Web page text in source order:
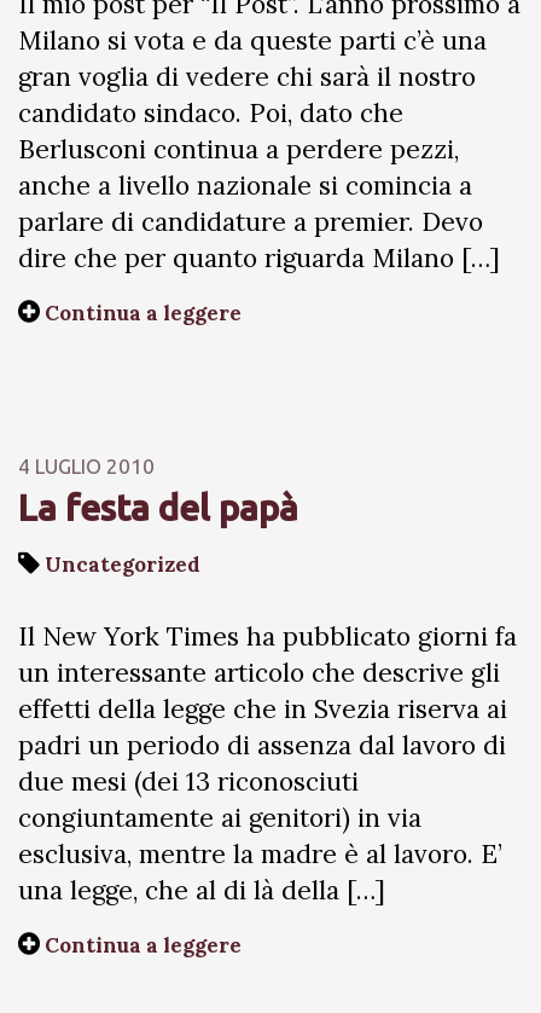
Milano si vota e da queste parti c’è una
gran voglia di vedere chi sarà il nostro
candidato sindaco. Poi, dato che
Berlusconi continua a perdere pezzi,
anche a livello nazionale si comincia a
parlare di candidature a premier. Devo
dire che per quanto riguarda Milano […]
Continua a leggere
4 LUGLIO 2010
La festa del papà
Uncategorized
Il New York Times ha pubblicato giorni fa
un interessante articolo che descrive gli
effetti della legge che in Svezia riserva ai
padri un periodo di assenza dal lavoro di
due mesi (dei 13 riconosciuti
congiuntamente ai genitori) in via
esclusiva, mentre la madre è al lavoro. E’
una legge, che al di là della […]
Continua a leggere